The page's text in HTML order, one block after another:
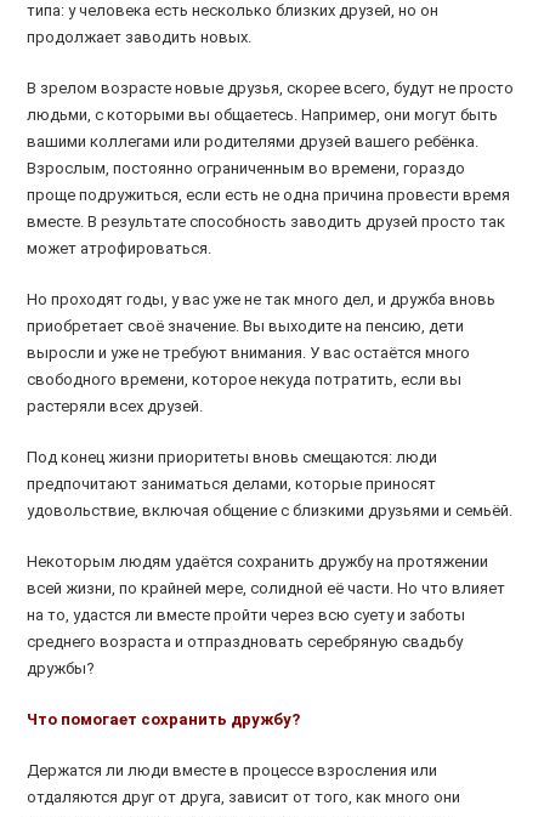
типа: у человека есть несколько близких друзей, но он
продолжает заводить новых.
В зрелом возрасте новые друзья, скорее всего, будут не просто
людьми, с которыми вы общаетесь. Например, они могут быть
вашими коллегами или родителями друзей вашего ребёнка.
Взрослым, постоянно ограниченным во времени, гораздо
проще подружиться, если есть не одна причина провести время
вместе. В результате способность заводить друзей просто так
может атрофироваться.
Но проходят годы, у вас уже не так много дел, и дружба вновь
приобретает своё значение. Вы выходите на пенсию, дети
выросли и уже не требуют внимания. У вас остаётся много
свободного времени, которое некуда потратить, если вы
растеряли всех друзей.
Под конец жизни приоритеты вновь смещаются: люди
предпочитают заниматься делами, которые приносят
удовольствие, включая общение с близкими друзьями и семьёй.
Некоторым людям удаётся сохранить дружбу на протяжении
всей жизни, по крайней мере, солидной её части. Но что влияет
на то, удастся ли вместе пройти через всю суету и заботы
среднего возраста и отпраздновать серебряную свадьбу
дружбы?
Что помогает сохранить дружбу?
Держатся ли люди вместе в процессе взросления или
отдаляются друг от друга, зависит от того, как много они